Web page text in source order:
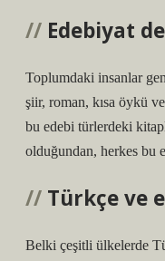
Edebiyat
Toplumdaki insanlar
şiir, roman, kısa öykü
bu edebi türlerdeki
olduğundan, herkes bu
Türkçe ve
Belki çeşitli ülkelerde